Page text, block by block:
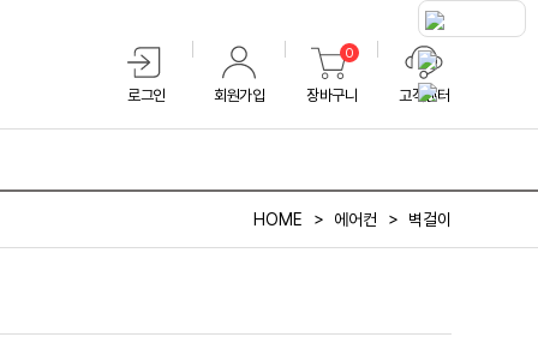
로그인 회원가입
0
장바구니 고객센터
HOME 에어컨 벽걸이